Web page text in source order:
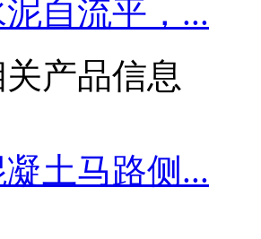
自流平，...
产品信息
土马路侧...